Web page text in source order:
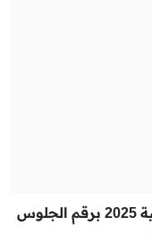
نتيجة الشهادة الإعدادية محافظة الغربية 2025 برقم الجلوس